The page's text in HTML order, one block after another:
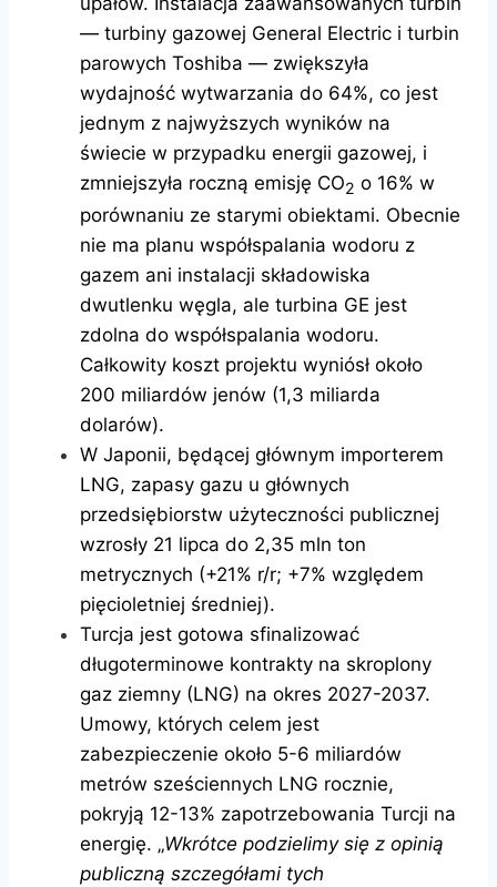
— turbiny gazowej General Electric i turbin
parowych Toshiba — zwiększyła
wydajność wytwarzania do 64%, co jest
jednym z najwyższych wyników na
świecie w przypadku energii gazowej, i
zmniejszyła roczną emisję CO2 o 16% w
porównaniu ze starymi obiektami. Obecnie
nie ma planu współspalania wodoru z
gazem ani instalacji składowiska
dwutlenku węgla, ale turbina GE jest
zdolna do współspalania wodoru.
Całkowity koszt projektu wyniósł około
200 miliardów jenów (1,3 miliarda
dolarów).
W Japonii, będącej głównym importerem
LNG, zapasy gazu u głównych
przedsiębiorstw użyteczności publicznej
wzrosły 21 lipca do ​​2,35 mln ton
metrycznych (+21% r/r; +7% względem
pięcioletniej średniej).
Turcja jest gotowa sfinalizować
długoterminowe kontrakty na skroplony
gaz ziemny (LNG) na okres 2027-2037.
Umowy, których celem jest
zabezpieczenie około 5-6 miliardów
metrów sześciennych LNG rocznie,
pokryją 12-13% zapotrzebowania Turcji na
energię. „Wkrótce podzielimy się z opinią
publiczną szczegółami tych